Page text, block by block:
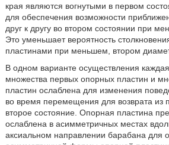
края являются вогнутыми в первом
для обеспечения возможности
друг к другу во втором состоянии при
Это уменьшает вероятность
пластинами при меньшем, втором
В одном варианте осуществления
множества первых опорных пластин и
пластин ослаблена для изменения
во время перемещения для возврата из
второе состояние. Опорная пластина
ослаблена в асимметричных местах
аксиальном направлении барабана для